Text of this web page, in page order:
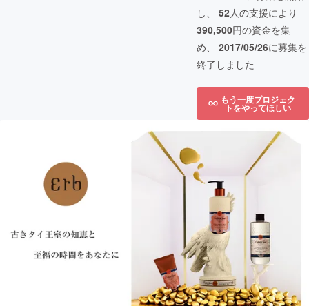
し、 52人の支援により
390,500円の資金を集
め、 2017/05/26に募集を
終了しました
もう一度プロジェク
トをやってほしい